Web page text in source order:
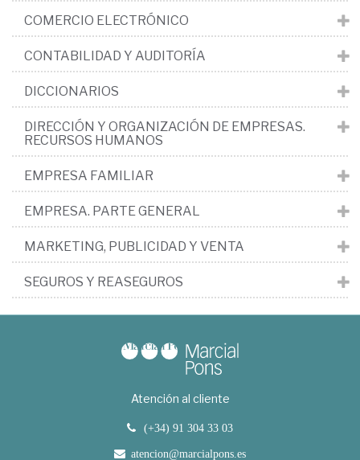
COMERCIO ELECTRÓNICO
CONTABILIDAD Y AUDITORÍA
DICCIONARIOS
DIRECCIÓN Y ORGANIZACIÓN DE EMPRESAS.
RECURSOS HUMANOS
EMPRESA FAMILIAR
EMPRESA. PARTE GENERAL
MARKETING, PUBLICIDAD Y VENTA
SEGUROS Y REASEGUROS
Atención al cliente
(+34) 91 304 33 03
atencion@marcialpons.es